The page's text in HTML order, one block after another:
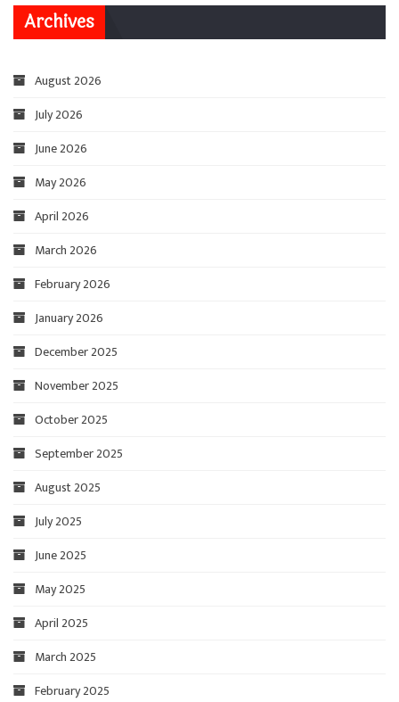
Archives
August 2026
July 2026
June 2026
May 2026
April 2026
March 2026
February 2026
January 2026
December 2025
November 2025
October 2025
September 2025
August 2025
July 2025
June 2025
May 2025
April 2025
March 2025
February 2025